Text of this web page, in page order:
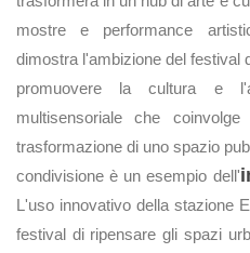
mostre e performance
dimostra l'ambizione del festival
promuovere la cultura e
multisensoriale che
trasformazione di uno spazio
condivisione è un esempio dell'
L'uso innovativo della stazione
festival di ripensare gli spazi